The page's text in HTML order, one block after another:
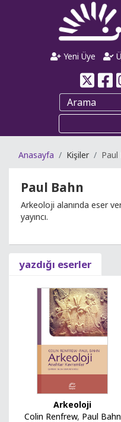
Yeni Üye
Anasayfa Kişiler Paul
Paul Bahn
Arkeoloji alanında eser
yayıncı.
yazdığı eserler
Arkeoloji
Colin Renfrew, Paul Bahn